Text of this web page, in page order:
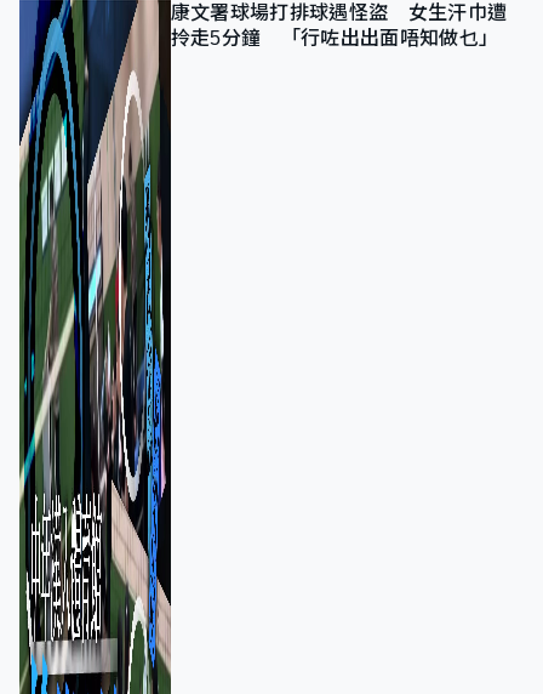
康文署球場打排球遇怪盜 女生汗巾遭
拎走5分鐘 「行咗出出面唔知做乜」